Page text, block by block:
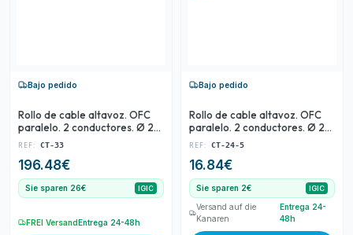
Bajo pedido
Rollo de cable altavoz. OFC
paralelo. 2 conductores. Ø 2
mm2. Bobina 100 m.
REF: CT-33
196.48€
Sie sparen 26€ IGIC
FREI VersandEntrega 24-48h
Bajo pedido
Rollo de cable altavoz. OFC
paralelo. 2 conductores. Ø 2
mm2. Blister 5 m.
REF: CT-24-5
16.84€
Sie sparen 2€ IGIC
Versand auf die
Kanaren
Entrega 24-
48h